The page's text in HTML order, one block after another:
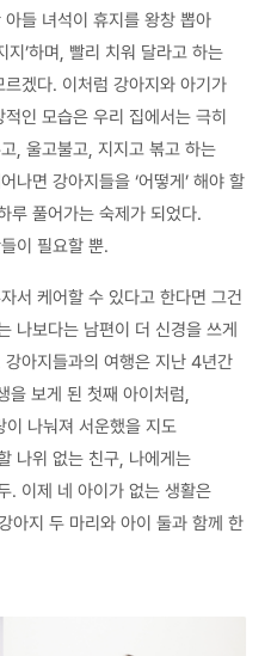
들 녀석이 휴지를 왕창 뽑아
지’하며, 빨리 치워 달라고 하는
겠다. 이처럼 강아지와 아기가
인 모습은 우리 집에서는 극히
, 울고불고, 지지고 볶고 하는
나면 강아지들을 ‘어떻게’ 해야 할
루 풀어가는 숙제가 되었다.
이 필요할 뿐.
서 케어할 수 있다고 한다면 그건
나보다는 남편이 더 신경을 쓰게
아지들과의 여행은 지난 4년간
을 보게 된 첫째 아이처럼,
이 나눠져 서운했을 지도
나위 없는 친구, 나에게는
. 이제 네 아이가 없는 생활은
아지 두 마리와 아이 둘과 함께 한